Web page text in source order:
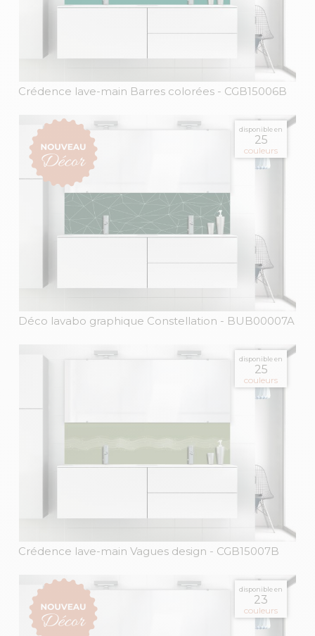
Crédence lave-main Barres colorées - CGB15006B
disponible en
25
couleurs
Déco lavabo graphique Constellation - BUB00007A
disponible en
25
couleurs
Crédence lave-main Vagues design - CGB15007B
disponible en
23
couleurs